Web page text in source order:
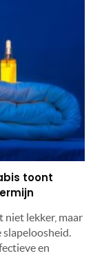
toont
niet lekker, maar
slapeloosheid.
en